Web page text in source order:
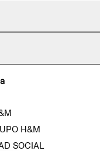
H&M
SOCIAL